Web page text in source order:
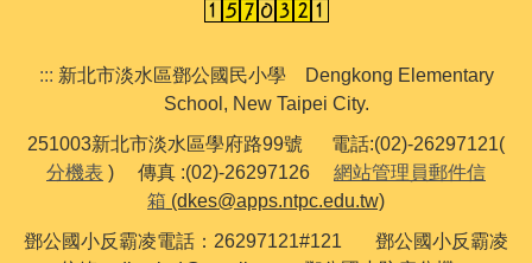
學習資源
English
::: 新北市淡水區鄧公國民小學 Dengkong Elementary
School, New Taipei City.
251003新北市淡水區學府路99號 電話:(02)-26297121(
分機表 ) 傳真 :(02)-26297126 網站管理員郵件信
箱 (dkes@apps.ntpc.edu.tw)
鄧公國小反霸凌電話：26297121#121 鄧公國小反霸凌